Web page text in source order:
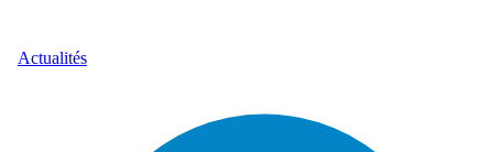
Actualités